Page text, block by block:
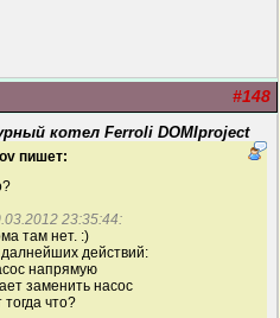
#148
котел Ferroli DOMIproject
пишет:
23:35:44:
там нет. :)
действий:
напрямую
заменить насос
что?